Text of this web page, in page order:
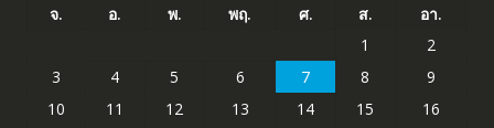
จ. อ. พ. พฤ. ศ. ส.
อา.
1
2
3
4 5 6 7 8
9
10
11 12 13 14 15
16